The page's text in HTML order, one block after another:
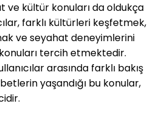
ve kültür konuları da oldukça
farklı kültürleri keşfetmek,
ve seyahat deneyimlerini
tercih etmektedir.
arasında farklı bakış
yaşandığı bu konular,